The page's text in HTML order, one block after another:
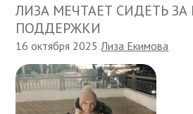
ЛИЗА МЕЧТАЕТ СИДЕТЬ ЗА
ПОДДЕРЖКИ
16 октября 2025 Лиза Екимова